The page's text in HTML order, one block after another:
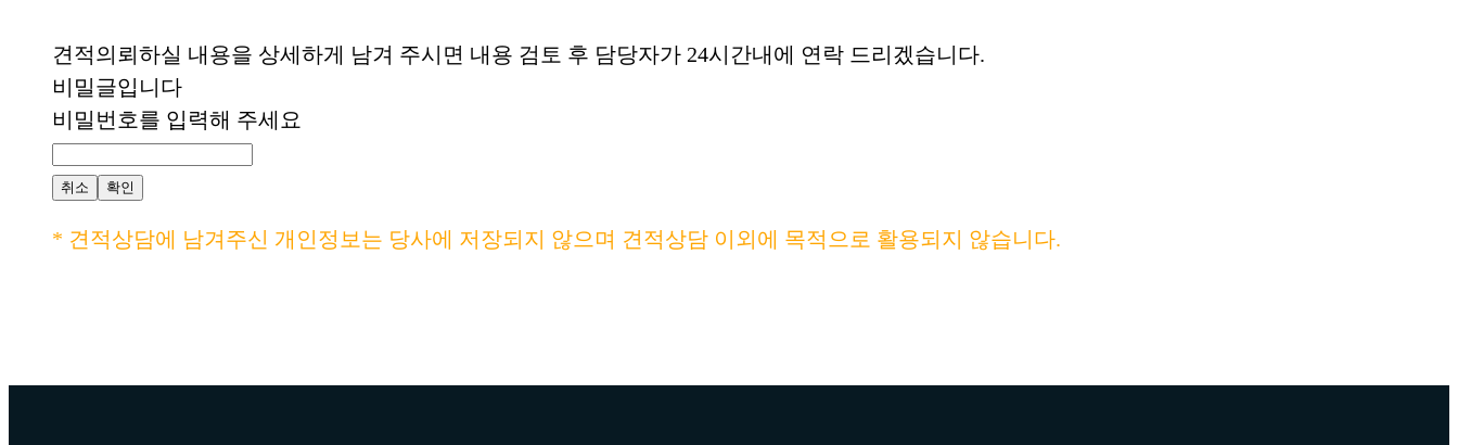
견적의뢰하실 내용을 상세하게 남겨 주시면 내용 검토 후 담당자가 24시간내에 연락 드리겠습니다.
비밀글입니다
비밀번호를 입력해 주세요
취소 확인
* 견적상담에 남겨주신 개인정보는 당사에 저장되지 않으며 견적상담 이외에 목적으로 활용되지 않습니다.